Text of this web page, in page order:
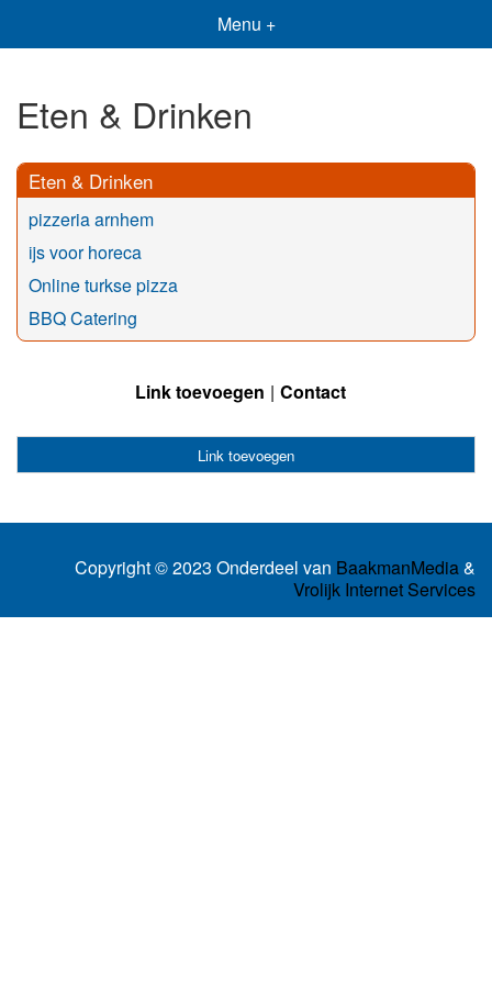
Menu +
Eten & Drinken
Eten & Drinken
pizzeria arnhem
ijs voor horeca
Online turkse pizza
BBQ Catering
Link toevoegen Contact
Link toevoegen
Copyright © 2023 Onderdeel van BaakmanMedia&
Vrolijk Internet Services